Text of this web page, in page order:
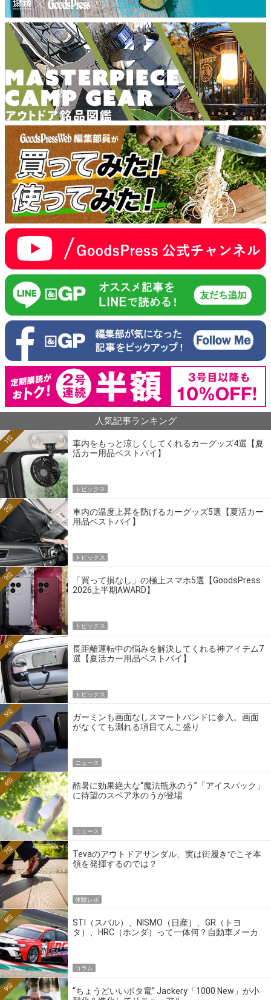
人気記事ランキング
車内をもっと涼しくしてくれるカーグッズ4選【夏
活カー用品ベストバイ】
1位
トピックス
車内の温度上昇を防げるカーグッズ5選【夏活カー
用品ベストバイ】
2位
トピックス
「買って損なし」の極上スマホ5選【GoodsPress
2026上半期AWARD】
3位
トピックス
長距離運転中の悩みを解決してくれる神アイテム7
選【夏活カー用品ベストバイ】
4位
トピックス
ガーミンも画面なしスマートバンドに参入。画面
がなくても測れる項目てんこ盛り
5位
ニュース
酷暑に効果絶大な“魔法瓶氷のう”「アイスパック」
に待望のスペア氷のうが登場
6位
ニュース
Tevaのアウトドアサンダル、実は街履きでこそ本
領を発揮するのでは？
7位
体験レポ
STI（スバル）、NISMO（日産）、GR（トヨ
タ）、HRC（ホンダ）って一体何？自動車メーカ
8位
コラム
“ちょうどいいポタ電” Jackery「1000 New」が小
9位